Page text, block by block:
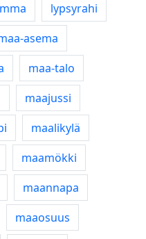
lypsyrahi
asema
maa-talo
maajussi
maalikylä
maamökki
maannapa
maaosuus